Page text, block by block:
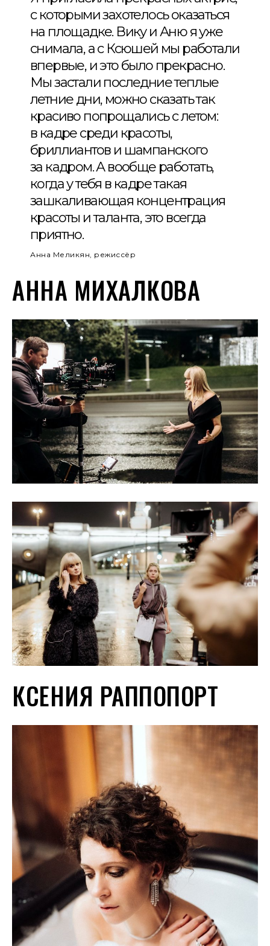
с которыми захотелось оказаться
на площадке. Вику и Аню я уже
снимала, а с Ксюшей мы работали
впервые, и это было прекрасно.
Мы застали последние теплые
летние дни, можно сказать так
красиво попрощались с летом:
в кадре среди красоты,
бриллиантов и шампанского
за кадром. А вообще работать,
когда у тебя в кадре такая
зашкаливающая концентрация
красоты и таланта, это всегда
приятно.
Анна Меликян, режиссёр
АННА МИХАЛКОВА
КСЕНИЯ РАППОПОРТ